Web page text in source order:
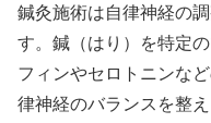
鍼灸施術は自律神経の
す。鍼（はり）を特定
フィンやセロトニンな
律神経のバランスを整